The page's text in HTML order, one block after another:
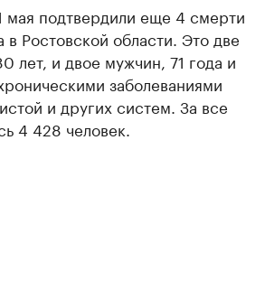
мая подтвердили еще 4 смерти
в Ростовской области. Это две
лет, и двое мужчин, 71 года и
заболеваниями
и других систем. За все
4 428 человек.